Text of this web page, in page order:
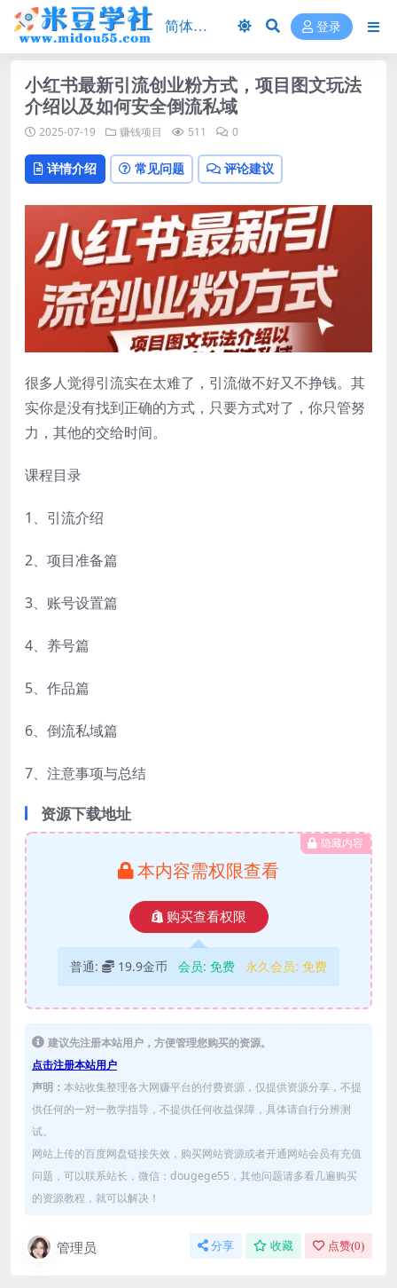
登录
小红书最新引流创业粉方式，项目图文玩法
介绍以及如何安全倒流私域
2025-07-19 赚钱项目 511 0
详情介绍 常见问题 评论建议
很多人觉得引流实在太难了，引流做不好又不挣钱。其
实你是没有找到正确的方式，只要方式对了，你只管努
力，其他的交给时间。
课程目录
1、引流介绍
2、项目准备篇
3、账号设置篇
4、养号篇
5、作品篇
6、倒流私域篇
7、注意事项与总结
资源下载地址
隐藏内容
本内容需权限查看
购买查看权限
普通: 19.9金币 会员: 免费 永久会员: 免费
建议先注册本站用户，方便管理您购买的资源。
点击注册本站用户
声明： 本站收集整理各大网赚平台的付费资源，仅提供资源分享，不提
供任何的一对一教学指导，不提供任何收益保障，具体请自行分辨测
试。
网站上传的百度网盘链接失效，购买网站资源或者开通网站会员有充值
问题，可以联系站长，微信：dougege55，其他问题请多看几遍购买
的资源教程，就可以解决！
管理员 分享 收藏 点赞(0)